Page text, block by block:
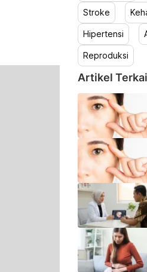
Stroke
Hipertensi
Reproduksi
Artikel